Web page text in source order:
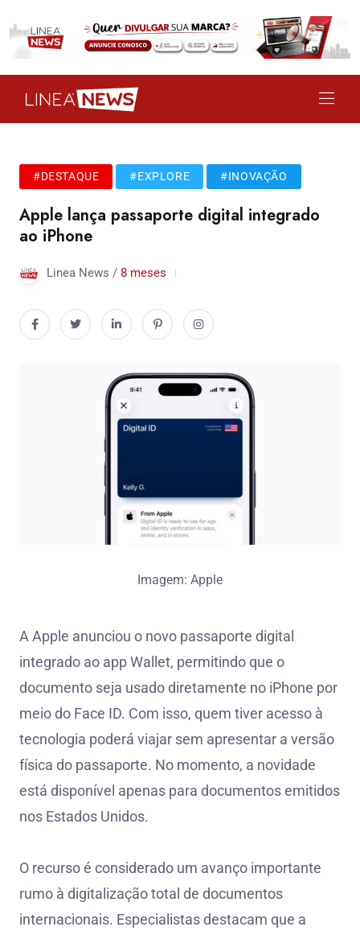
#DESTAQUE #EXPLORE #INOVAÇÃO
Apple lança passaporte digital integrado
ao iPhone
Linea News / 8 meses
Imagem: Apple
A Apple anunciou o novo passaporte digital
integrado ao app Wallet, permitindo que o
documento seja usado diretamente no iPhone por
meio do Face ID. Com isso, quem tiver acesso à
tecnologia poderá viajar sem apresentar a versão
física do passaporte. No momento, a novidade
está disponível apenas para documentos emitidos
nos Estados Unidos.
O recurso é considerado um avanço importante
rumo à digitalização total de documentos
internacionais. Especialistas destacam que a